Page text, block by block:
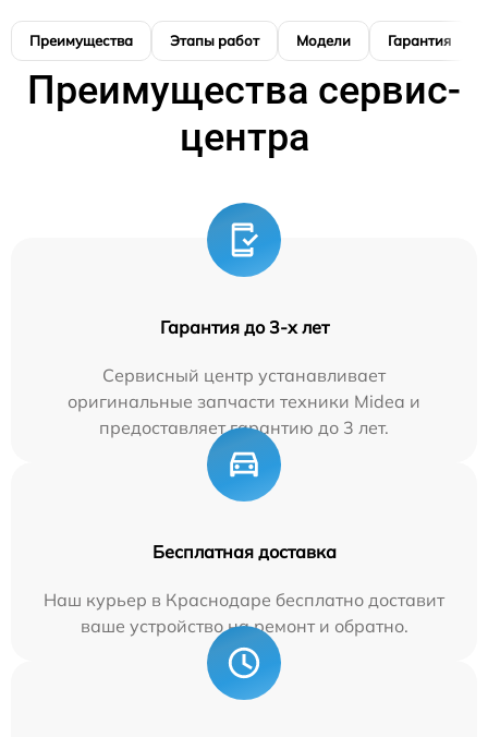
Преимущества Этапы работ Модели Гарантия
Преимущества сервис-
центра
Гарантия до 3-х лет
Сервисный центр устанавливает
оригинальные запчасти техники Midea и
предоставляет гарантию до 3 лет.
Бесплатная доставка
Наш курьер в Краснодаре бесплатно доставит
ваше устройство на ремонт и обратно.